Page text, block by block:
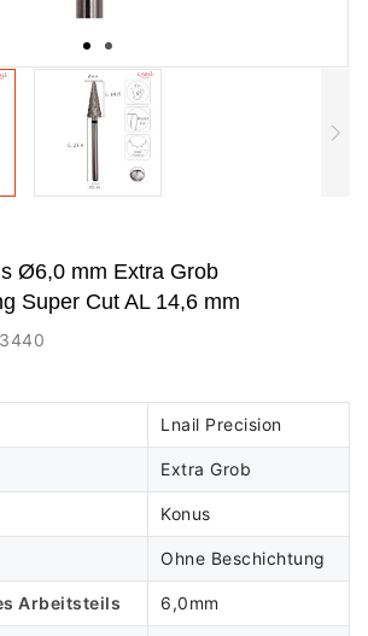
Ø6,0 mm Extra Grob
Super Cut AL 14,6 mm
Lnail Precision
Extra Grob
Konus
Ohne Beschichtung
Arbeitsteils 6,0mm